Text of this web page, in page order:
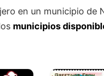
en un municipio de
municipios